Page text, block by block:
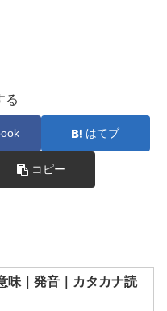
る
はてブ
コピー
味｜発音｜カタカナ読